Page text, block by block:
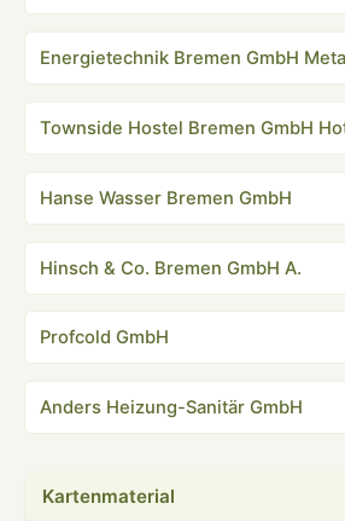
Energietechnik Bremen GmbH
Townside Hostel Bremen GmbH
Hanse Wasser Bremen GmbH
Hinsch & Co. Bremen GmbH A.
Profcold GmbH
Anders Heizung-Sanitär GmbH
Kartenmaterial